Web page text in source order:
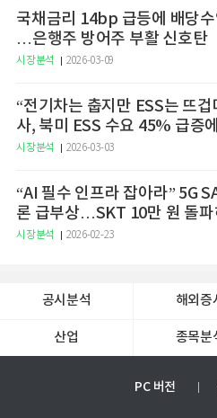
국채금리 14bp 급등에 배당
…은행주 방어주 부활 신호탄
시장분석 2026-03-09
“전기차는 춥지만 ESS는 뜨겁
사, 북미 ESS 수요 45% 급증
시장분석 2026-03-03
“AI 필수 인프라 잡아라” 5G
론 급부상…SKT 10만 원 돌파
증권
시장분석 2026-02-23
공시분석 해외증
산업 종목분
PC 버전